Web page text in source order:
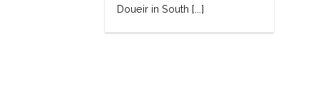
Doueir in South [...]